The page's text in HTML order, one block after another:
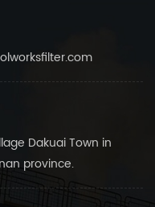
воздушный компрессор
работал плавно.
Dakuai Town in
province.